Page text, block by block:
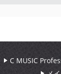
C MUSIC